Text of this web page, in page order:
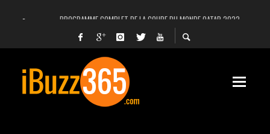
PROGRAMME COMPLET DE LA COUPE DU MONDE QATAR 2022
FACEBOOK, INSTAGRAM ET WHATSAPP HORS SERVICE! EST-CE UNE CYBER-
UNE VIDÉO 4K MONTRE LA PLANÈTE MARS EN ULTRA-HAUTE DÉFINITION
LANCEMENT DU PREMIER VOL HABITÉ DE SPACEX
DÉCÈS DE L’EX-PRÉSIDENT ZINE EL ABIDINE BEN ALI, SERA-T-IL ENTERRÉ EN